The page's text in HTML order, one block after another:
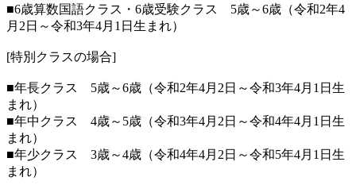
■6歳算数国語クラス・6歳受験クラス 5歳～6歳（令和2年4
月2日～令和3年4月1日生まれ）
[特別クラスの場合]
■年長クラス 5歳～6歳（令和2年4月2日～令和3年4月1日生
まれ）
■年中クラス 4歳～5歳（令和3年4月2日～令和4年4月1日生
まれ）
■年少クラス 3歳～4歳（令和4年4月2日～令和5年4月1日生
まれ）